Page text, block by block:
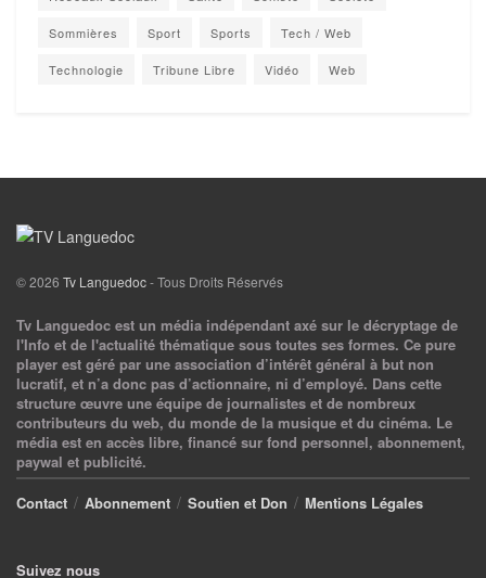
Sommières Sport Sports Tech / Web
Technologie Tribune Libre Vidéo Web
© 2026 Tv Languedoc- Tous Droits Réservés
Tv Languedoc est un média indépendant axé sur le décryptage de
l'Info et de l'actualité thématique sous toutes ses formes. Ce pure
player est géré par une association d’intérêt général à but non
lucratif, et n’a donc pas d’actionnaire, ni d’employé. Dans cette
structure œuvre une équipe de journalistes et de nombreux
contributeurs du web, du monde de la musique et du cinéma. Le
média est en accès libre, financé sur fond personnel, abonnement,
paywal et publicité.
Contact
Abonnement Soutien et Don Mentions Légales
Suivez nous